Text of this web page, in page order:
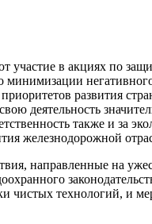
в акциях по
развития
деятельность
также и за
железнодорожной
направленные на
технологий, и